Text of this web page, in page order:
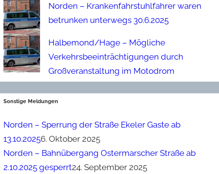
Norden – Krankenfahrstuhlfahrer waren
betrunken unterwegs 30.6.2025
Halbemond/Hage – Mögliche
Verkehrsbeeinträchtigungen durch
Großveranstaltung im Motodrom
Sonstige Meldungen
Norden – Sperrung der Straße Ekeler Gaste ab
13.10.20256. Oktober 2025
Norden – Bahnübergang Ostermarscher Straße ab
2.10.2025 gesperrt24. September 2025